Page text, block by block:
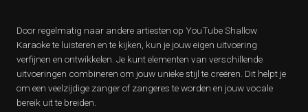
Door regelmatig naar andere artiesten op YouTube Shallow
Karaoke te luisteren en te kijken, kun je jouw eigen uitvoering
verfijnen en ontwikkelen. Je kunt elementen van verschillende
uitvoeringen combineren om jouw unieke stijl te creëren. Dit helpt je
om een veelzijdige zanger of zangeres te worden en jouw vocale
bereik uit te breiden.